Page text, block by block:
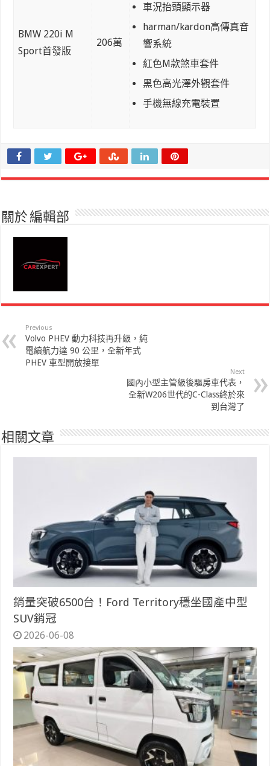
BMW 220i M
Sport首發版
206萬
車況抬頭顯示器
harman/kardon高傳真音
響系統
紅色M款煞車套件
黑色高光澤外觀套件
手機無線充電裝置
關於 編輯部
Previous
Volvo PHEV 動力科技再升級，純
電續航力達 90 公里，全新年式
PHEV 車型開放接單
Next
國內小型主管級後驅房車代表，
全新W206世代的C-Class終於來
到台灣了
相關文章
銷量突破6500台！Ford Territory穩坐國產中型
SUV銷冠
2026-06-08